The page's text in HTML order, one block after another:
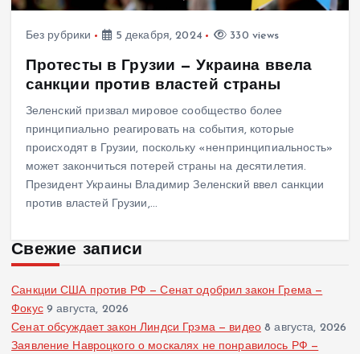
Без рубрики 5 декабря, 2024 330 views
Протесты в Грузии — Украина ввела
санкции против властей страны
Зеленский призвал мировое сообщество более
принципиально реагировать на события, которые
происходят в Грузии, поскольку «ненпринципиальность»
может закончиться потерей страны на десятилетия.
Президент Украины Владимир Зеленский ввел санкции
против властей Грузии,…
Свежие записи
Санкции США против РФ — Сенат одобрил закон Грема —
Фокус 9 августа, 2026
Сенат обсуждает закон Линдси Грэма — видео 8 августа, 2026
Заявление Навроцкого о москалях не понравилось РФ —